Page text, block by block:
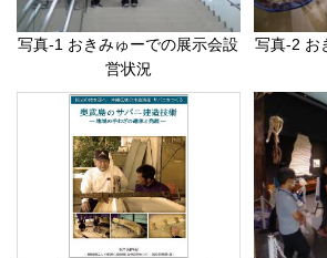
写真-1 おきみゅーでの展示会設
営状況
写真-2 お